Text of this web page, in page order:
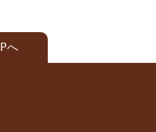
へ